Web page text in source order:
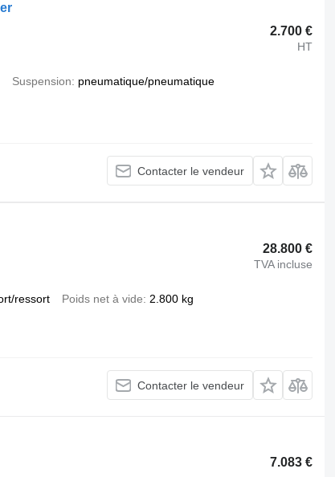
2.700 €
HT
Suspension
pneumatique/pneumatique
Contacter le vendeur
28.800 €
TVA incluse
ressort Poids net à vide
2.800 kg
Contacter le vendeur
7.083 €